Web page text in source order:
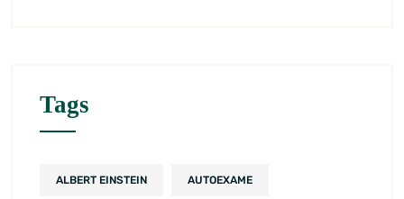
Tags
ALBERT EINSTEIN AUTOEXAME